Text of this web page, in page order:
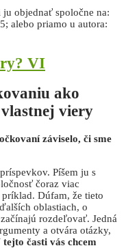
objednať spoločne na:
alebo priamo u autora:
VI
ako
viery
záviselo, či sme
Píšem ju s
čoraz viac
Dúfam, že tieto
oblastiach, o
rozdeľovať. Jedná
a otvára otázky,
tejto časti vás chcem